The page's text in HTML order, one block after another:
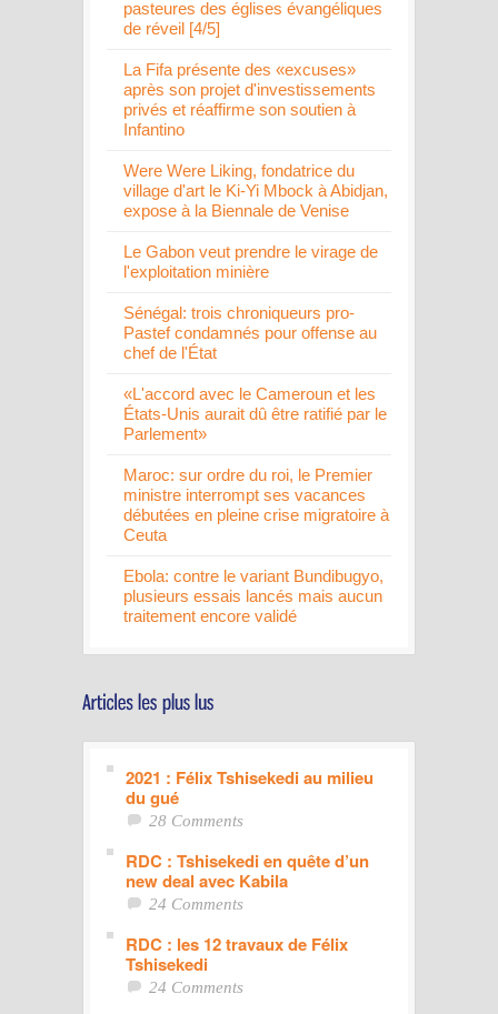
pasteures des églises évangéliques
de réveil [4/5]
La Fifa présente des «excuses»
après son projet d'investissements
privés et réaffirme son soutien à
Infantino
Were Were Liking, fondatrice du
village d'art le Ki-Yi Mbock à Abidjan,
expose à la Biennale de Venise
Le Gabon veut prendre le virage de
l'exploitation minière
Sénégal: trois chroniqueurs pro-
Pastef condamnés pour offense au
chef de l'État
«L'accord avec le Cameroun et les
États-Unis aurait dû être ratifié par le
Parlement»
Maroc: sur ordre du roi, le Premier
ministre interrompt ses vacances
débutées en pleine crise migratoire à
Ceuta
Ebola: contre le variant Bundibugyo,
plusieurs essais lancés mais aucun
traitement encore validé
2021 : Félix Tshisekedi au milieu
du gué
28 Comments
RDC : Tshisekedi en quête d’un
new deal avec Kabila
24 Comments
RDC : les 12 travaux de Félix
Tshisekedi
24 Comments